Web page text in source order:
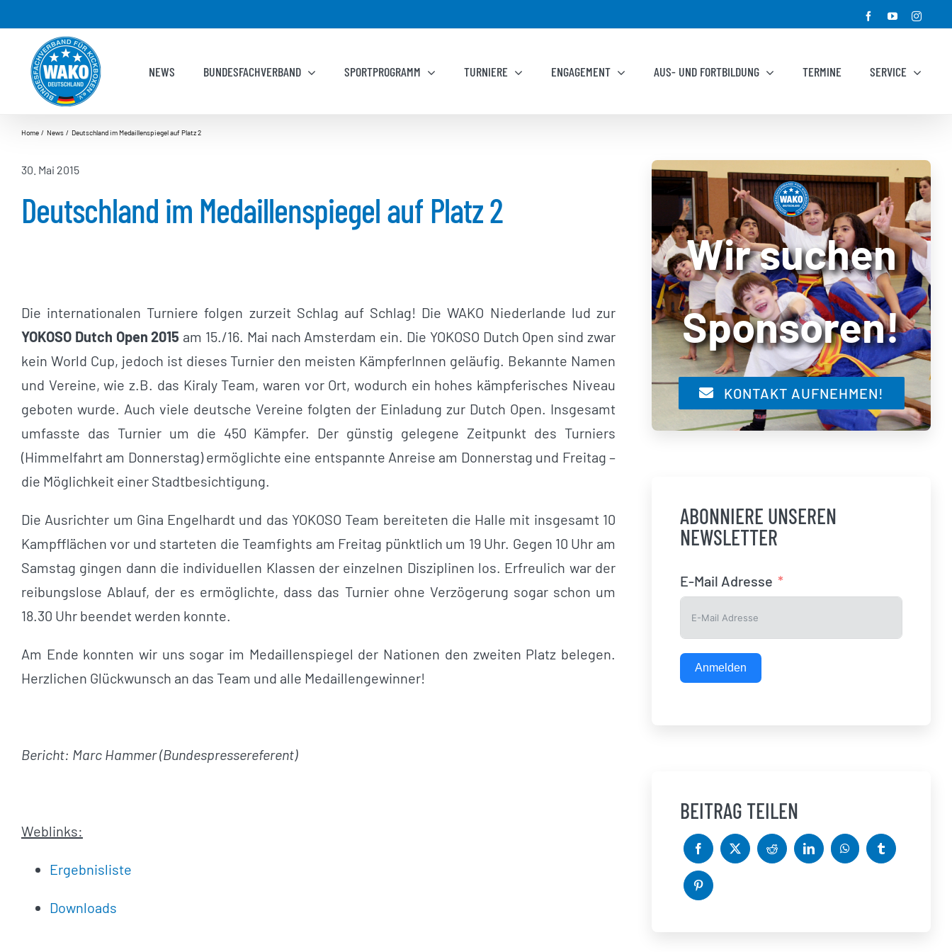
springen
FacebookYouTube
NEWS BUNDESFACHVERBAND SPORTPROGRAMM TURNIERE ENGAGEMENT AUS- UND FORTBILDUNG TERMINE SERVICE
Home News Deutschland im Medaillenspiegel auf Platz 2
30. Mai 2015
Deutschland im Medaillenspiegel auf Platz 2
Die internationalen Turniere folgen zurzeit Schlag auf Schlag! Die WAKO Niederlande lud zur
YOKOSO Dutch Open 2015 am 15./16. Mai nach Amsterdam ein. Die YOKOSO Dutch Open sind zwar
kein World Cup, jedoch ist dieses Turnier den meisten KämpferInnen geläufig. Bekannte Namen
und Vereine, wie z.B. das Kiraly Team, waren vor Ort, wodurch ein hohes kämpferisches Niveau
geboten wurde. Auch viele deutsche Vereine folgten der Einladung zur Dutch Open. Insgesamt
umfasste das Turnier um die 450 Kämpfer. Der günstig gelegene Zeitpunkt des Turniers
(Himmelfahrt am Donnerstag) ermöglichte eine entspannte Anreise am Donnerstag und Freitag –
die Möglichkeit einer Stadtbesichtigung.
Die Ausrichter um Gina Engelhardt und das YOKOSO Team bereiteten die Halle mit insgesamt 10
Kampfflächen vor und starteten die Teamfights am Freitag pünktlich um 19 Uhr. Gegen 10 Uhr am
Samstag gingen dann die individuellen Klassen der einzelnen Disziplinen los. Erfreulich war der
reibungslose Ablauf, der es ermöglichte, dass das Turnier ohne Verzögerung sogar schon um
18.30 Uhr beendet werden konnte.
Am Ende konnten wir uns sogar im Medaillenspiegel der Nationen den zweiten Platz belegen.
Herzlichen Glückwunsch an das Team und alle Medaillengewinner!
Bericht: Marc Hammer (Bundespressereferent)
Weblinks:
Ergebnisliste
Downloads
Wir suchen
Sponsoren!
KONTAKT AUFNEHMEN!
ABONNIERE UNSEREN
NEWSLETTER
E-Mail Adresse
Anmelden
BEITRAG TEILEN